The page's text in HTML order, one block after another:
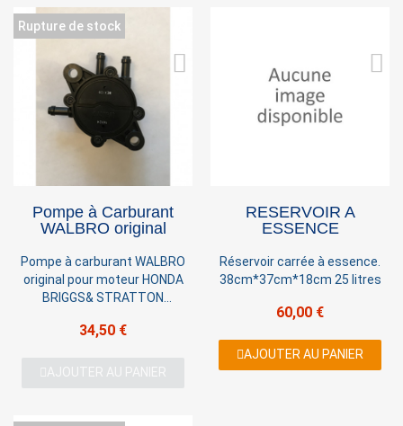
Rupture de stock
Pompe à Carburant
WALBRO original
Pompe à carburant WALBRO
original pour moteur HONDA
BRIGGS& STRATTON
34,50 €
AJOUTER AU PANIER
RESERVOIR A
ESSENCE
Réservoir carrée à essence.
38cm*37cm*18cm 25 litres
60,00 €
AJOUTER AU PANIER